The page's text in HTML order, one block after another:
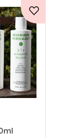
Lägg till i